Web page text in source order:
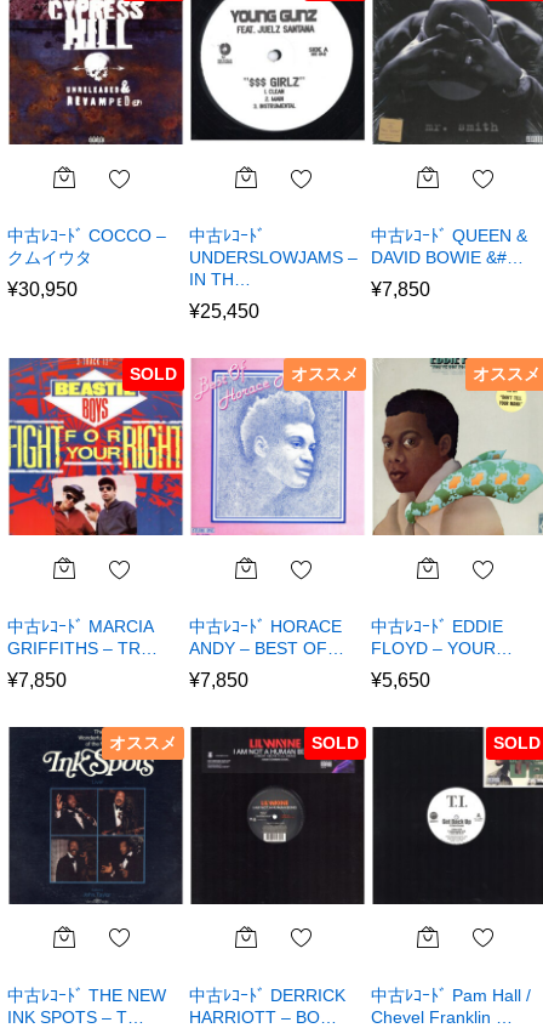
中古ﾚｺｰﾄﾞ COCCO –
クムイウタ
¥30,950
中古ﾚｺｰﾄﾞ
UNDERSLOWJAMS –
IN TH…
¥25,450
中古ﾚｺｰﾄﾞ QUEEN &
DAVID BOWIE &#…
¥7,850
SOLD
中古ﾚｺｰﾄﾞ MARCIA
GRIFFITHS – TR…
¥7,850
オススメ
中古ﾚｺｰﾄﾞ HORACE
ANDY – BEST OF…
¥7,850
オススメ
中古ﾚｺｰﾄﾞ EDDIE
FLOYD – YOUR…
¥5,650
オススメ
中古ﾚｺｰﾄﾞ THE NEW
INK SPOTS – T…
SOLD
中古ﾚｺｰﾄﾞ DERRICK
HARRIOTT – BO…
SOLD
中古ﾚｺｰﾄﾞ Pam Hall /
Chevel Franklin …